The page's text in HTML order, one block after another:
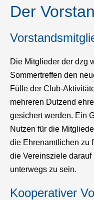
Der
Die Mitglieder der dzg
Sommertreffen den
Fülle der Club-
mehreren Dutzend
gesichert werden. Ein
Nutzen für die
die Ehrenamtlichen zu
die Vereinsziele
unterwegs zu sein.
Kooperativer